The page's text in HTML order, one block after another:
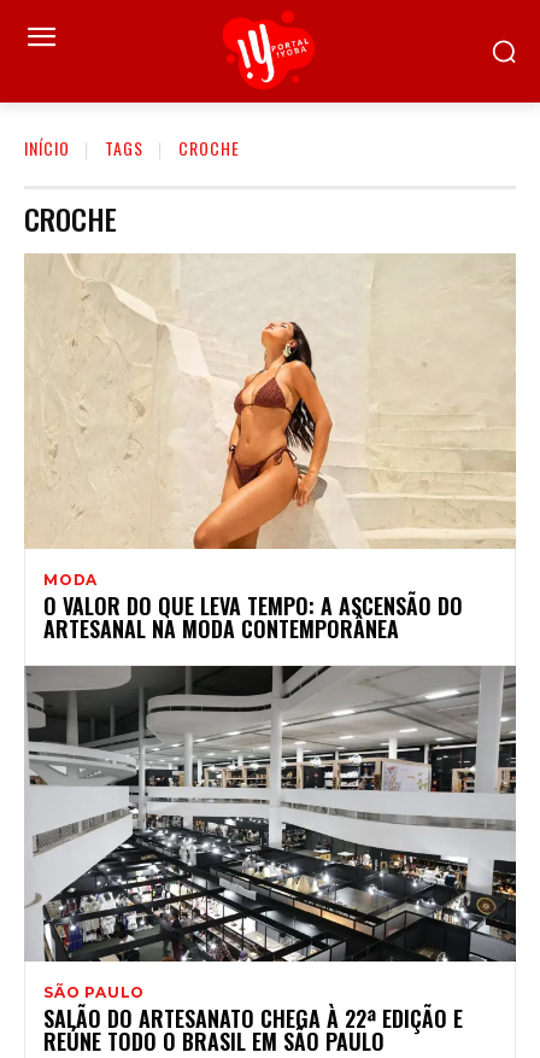
INÍCIO TAGS CROCHE
CROCHE
MODA
O VALOR DO QUE LEVA TEMPO: A ASCENSÃO DO
ARTESANAL NA MODA CONTEMPORÂNEA
SÃO PAULO
SALÃO DO ARTESANATO CHEGA À 22ª EDIÇÃO E
REÚNE TODO O BRASIL EM SÃO PAULO